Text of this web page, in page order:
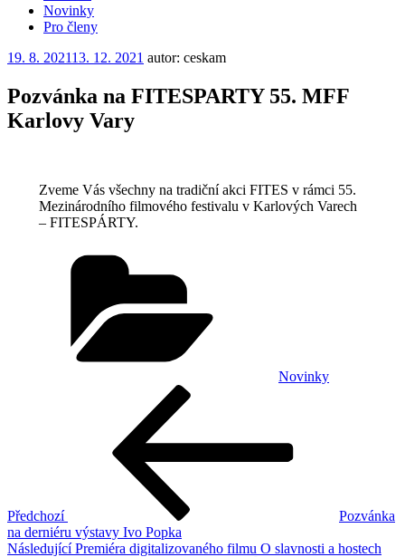
Novinky
Pro členy
Publikováno
19. 8. 202113. 12. 2021 autor: ceskam
Pozvánka na FITESPARTY 55. MFF
Karlovy Vary
Zveme Vás všechny na tradiční akci FITES v rámci 55.
Mezinárodního filmového festivalu v Karlových Varech
– FITESPÁRTY.
Novinky
Předchozí
Pozvánka
na derniéru výstavy Ivo Popka
Následující
Následující Premiéra digitalizovaného filmu O slavnosti a hostech